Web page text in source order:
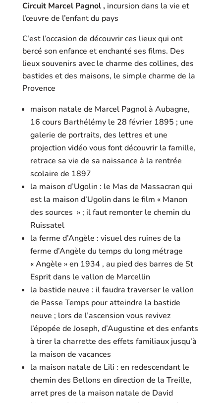
Circuit Marcel Pagnol , incursion dans la vie et
l’œuvre de l’enfant du pays
C’est l’occasion de découvrir ces lieux qui ont
bercé son enfance et enchanté ses films. Des
lieux souvenirs avec le charme des collines, des
bastides et des maisons, le simple charme de la
Provence
maison natale de Marcel Pagnol à Aubagne,
16 cours Barthélémy le 28 février 1895 ; une
galerie de portraits, des lettres et une
projection vidéo vous font découvrir la famille,
retrace sa vie de sa naissance à la rentrée
scolaire de 1897
la maison d’Ugolin : le Mas de Massacran qui
est la maison d’Ugolin dans le film « Manon
des sources » ; il faut remonter le chemin du
Ruissatel
la ferme d’Angèle : visuel des ruines de la
ferme d’Angèle du temps du long métrage
« Angèle » en 1934 , au pied des barres de St
Esprit dans le vallon de Marcellin
la bastide neuve : il faudra traverser le vallon
de Passe Temps pour atteindre la bastide
neuve ; lors de l’ascension vous revivez
l’épopée de Joseph, d’Augustine et des enfants
à tirer la charrette des effets familiaux jusqu’à
la maison de vacances
la maison natale de Lili : en redescendant le
chemin des Bellons en direction de la Treille,
arret pres de la maison natale de David